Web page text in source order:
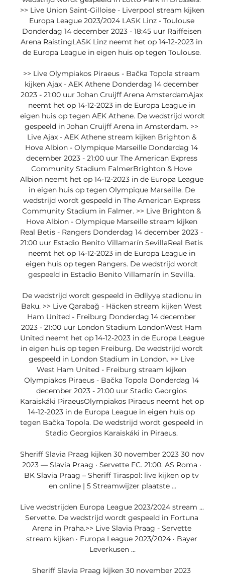
>> Live Union Saint-Gilloise - Liverpool stream kijken
Europa League 2023/2024 LASK Linz - Toulouse
Donderdag 14 december 2023 - 18:45 uur Raiffeisen
Arena RaistingLASK Linz neemt het op 14-12-2023 in
de Europa League in eigen huis op tegen Toulouse.
>> Live Olympiakos Piraeus - Bačka Topola stream
kijken Ajax - AEK Athene Donderdag 14 december
2023 - 21:00 uur Johan Cruijff Arena AmsterdamAjax
neemt het op 14-12-2023 in de Europa League in
eigen huis op tegen AEK Athene. De wedstrijd wordt
gespeeld in Johan Cruijff Arena in Amsterdam. >>
Live Ajax - AEK Athene stream kijken Brighton &
Hove Albion - Olympique Marseille Donderdag 14
december 2023 - 21:00 uur The American Express
Community Stadium FalmerBrighton & Hove
Albion neemt het op 14-12-2023 in de Europa League
in eigen huis op tegen Olympique Marseille. De
wedstrijd wordt gespeeld in The American Express
Community Stadium in Falmer. >> Live Brighton &
Hove Albion - Olympique Marseille stream kijken
Real Betis - Rangers Donderdag 14 december 2023 -
21:00 uur Estadio Benito Villamarín SevillaReal Betis
neemt het op 14-12-2023 in de Europa League in
eigen huis op tegen Rangers. De wedstrijd wordt
gespeeld in Estadio Benito Villamarín in Sevilla.
De wedstrijd wordt gespeeld in Ədliyyə stadionu in
Baku. >> Live Qarabağ - Häcken stream kijken West
Ham United - Freiburg Donderdag 14 december
2023 - 21:00 uur London Stadium LondonWest Ham
United neemt het op 14-12-2023 in de Europa League
in eigen huis op tegen Freiburg. De wedstrijd wordt
gespeeld in London Stadium in London. >> Live
West Ham United - Freiburg stream kijken
Olympiakos Piraeus - Bačka Topola Donderdag 14
december 2023 - 21:00 uur Stadio Georgios
Karaiskáki PiraeusOlympiakos Piraeus neemt het op
14-12-2023 in de Europa League in eigen huis op
tegen Bačka Topola. De wedstrijd wordt gespeeld in
Stadio Georgios Karaiskáki in Piraeus.
Sheriff Slavia Praag kijken 30 november 2023 30 nov
2023 — Slavia Praag · Servette FC. 21:00. AS Roma ·
BK Slavia Praag – Sheriff Tiraspol: live kijken op tv
en online | 5 Streamwijzer plaatste ...
Live wedstrijden Europa League 2023/2024 stream ...
Servette. De wedstrijd wordt gespeeld in Fortuna
Arena in Praha.>> Live Slavia Praag - Servette
stream kijken · Europa League 2023/2024 · Bayer
Leverkusen ...
Sheriff Slavia Praag kijken 30 november 2023